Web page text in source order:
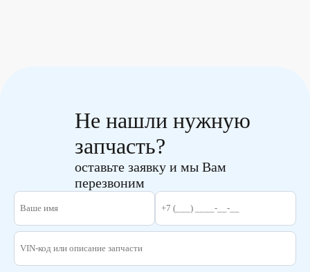
Не нашли нужную
запчасть?
оставьте заявку и мы Вам
перезвоним